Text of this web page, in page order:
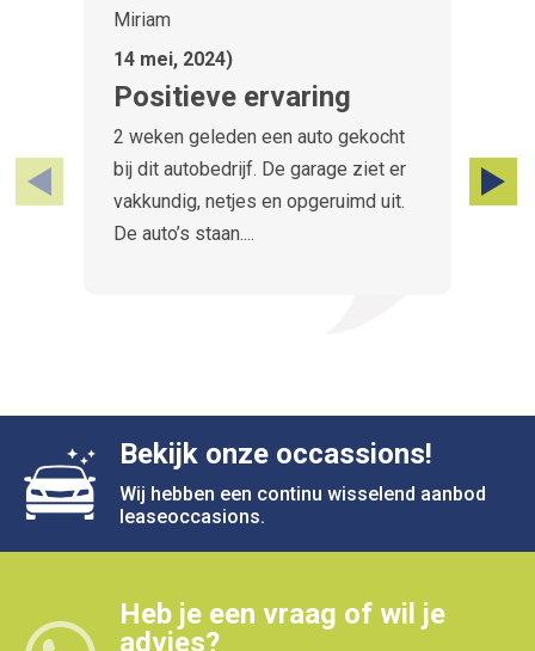
Miriam
14 mei, 2024)
Positieve ervaring
2 weken geleden een auto gekocht
bij dit autobedrijf. De garage ziet er
vakkundig, netjes en opgeruimd uit.
De auto’s staan....
Bekijk onze occassions!
Wij hebben een continu wisselend aanbod
leaseoccasions.
Heb je een vraag of wil je
advies?